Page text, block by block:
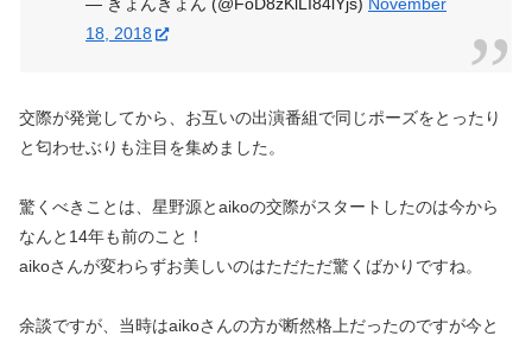
18, 2018
交際が発覚してから、お互いの出演番組で同じポーズをとったり
と匂わせぶりも注目を集めました。
驚くべきことは、星野源とaikoの交際がスタートしたのは今から
なんと14年も前のこと！
aikoさんが変わらずお美しいのはただただ驚くばかりですね。
余談ですが、当時はaikoさんの方が断然格上だったのですが今と